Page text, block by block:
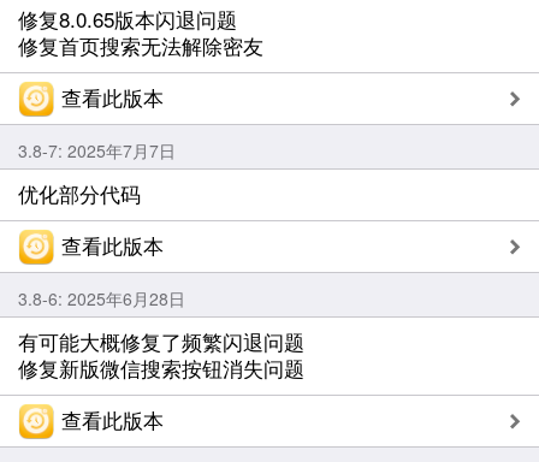
修复8.0.65版本闪退问题
修复首页搜索无法解除密友
查看此版本
3.8-7: 2025年7月7日
优化部分代码
查看此版本
3.8-6: 2025年6月28日
有可能大概修复了频繁闪退问题
修复新版微信搜索按钮消失问题
查看此版本